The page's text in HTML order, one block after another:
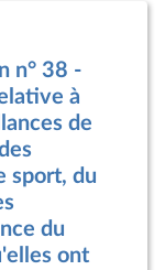
document
pdf
n° 38 -
à
de
sport, du
du
ont